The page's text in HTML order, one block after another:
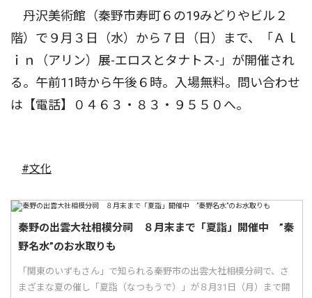
丹沢美術館（秦野市寿町６の19みどりやビル２
階）で９月３日（水）から７日（日）まで、「Ａｌ
ｉｎ（アリン）展-エロスとタナトス-」が開催され
る。午前11時から午後６時。入場無料。問い合わせ
は【電話】０４６３・８３・９５５０へ。
#文化
秦野の出雲大社相模分祠 ８月末まで「夏詣」開催中 ”秦
野名水”のお水取りも
「関東のいずもさん」で知られる秦野市の出雲大社相模分祠で、さ
まざまな夏の催し「夏詣（なつもうで）」が８月31日（月）まで開